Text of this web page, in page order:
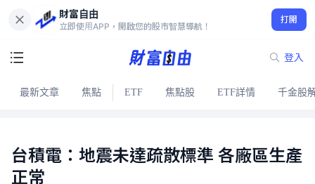
財富自由
立即使用APP，開啟您的股市智慧導航！
打開
登入
最新文章 焦點 ETF 焦點股 ETF詳情 千金股
台積電：地震未達疏散標準 各廠區生產
正常